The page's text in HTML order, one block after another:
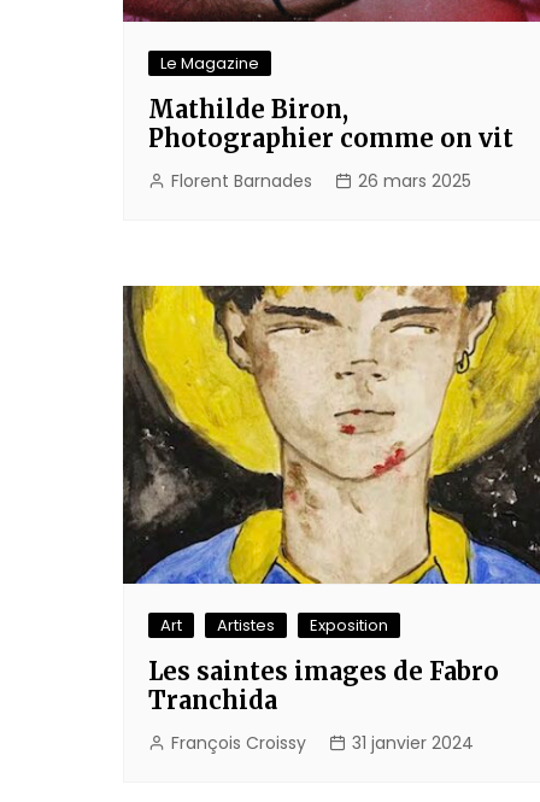
Le Magazine
Mathilde Biron,
Photographier comme on vit
Florent Barnades 26 mars 2025
Art Artistes Exposition
Les saintes images de Fabro
Tranchida
François Croissy 31 janvier 2024